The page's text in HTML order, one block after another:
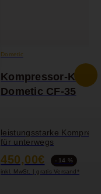
Dometic
Kompressor-
Dometic CF-35
leistungsstarke
für unterwegs
450,00€
- 14 %
inkl. MwSt. | gratis Versand*